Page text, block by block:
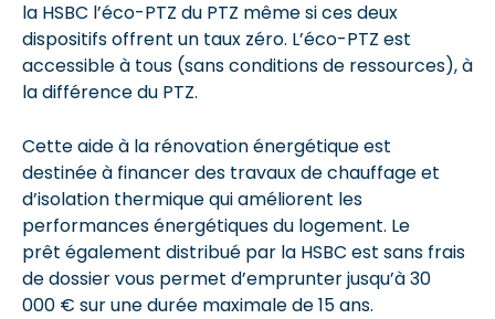
la HSBC l’éco-PTZ du PTZ même si ces deux
dispositifs offrent un taux zéro. L’éco-PTZ est
accessible à tous (sans conditions de ressources), à
la différence du PTZ.
Cette aide à la rénovation énergétique est
destinée à financer des travaux de chauffage et
d’isolation thermique qui améliorent les
performances énergétiques du logement. Le
prêt également distribué par la HSBC est sans frais
de dossier vous permet d’emprunter jusqu’à 30
000 € sur une durée maximale de 15 ans.